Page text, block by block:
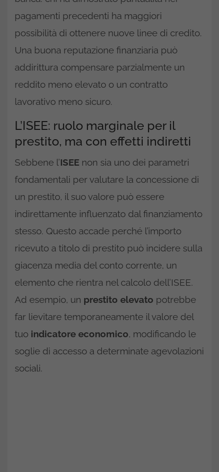
pagamenti precedenti ha maggiori
possibilità di ottenere nuove linee di credito.
Una buona reputazione finanziaria può
addirittura compensare parzialmente un
reddito meno elevato o un contratto
lavorativo meno sicuro.
L’ISEE: ruolo marginale per il
prestito, ma con effetti indiretti
Sebbene l’ISEE non sia uno dei parametri
fondamentali per valutare la concessione di
un prestito, il suo valore può essere
indirettamente influenzato dal finanziamento
stesso. Questo accade perché l’importo
ricevuto a titolo di prestito può incidere sulla
giacenza media del conto corrente, un
elemento che rientra nel calcolo dell’ISEE.
Ad esempio, un prestito elevato potrebbe
far lievitare temporaneamente il valore del
tuo indicatore economico, modificando le
soglie di accesso a determinate agevolazioni
sociali.